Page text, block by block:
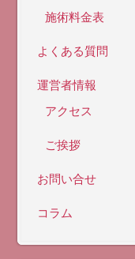
施術料金表
よくある質問
運営者情報
アクセス
ご挨拶
お問い合せ
コラム